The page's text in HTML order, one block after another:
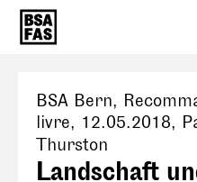
BSA Bern,
livre, 12.05.2018,
Thurston
Landschaft